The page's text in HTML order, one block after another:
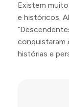
Existem
e históricos.
conquistaram
histórias e